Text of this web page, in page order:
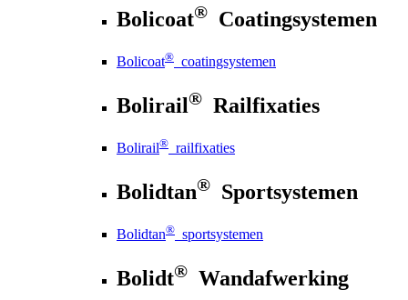
Bolicoat® Coatingsystemen
Bolicoat® coatingsystemen
Bolirail® Railfixaties
Bolirail® railfixaties
Bolidtan® Sportsystemen
Bolidtan® sportsystemen
Bolidt® Wandafwerking